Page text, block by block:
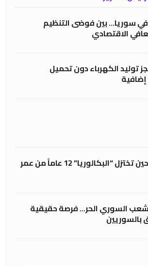
سوريا… بين فوضى التنظيم
الاقتصادي
توليد الكهرباء دون تحميل
إضافية
كابوس النتائج.. حين تختزل “البكالوريا” 12 عاماً من عمر
السوري الحر… فرصة حقيقية
بالسوريين